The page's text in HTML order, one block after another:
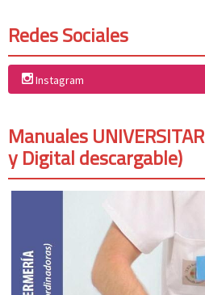
Redes Sociales
Instagram
Manuales
y Digital descargable)